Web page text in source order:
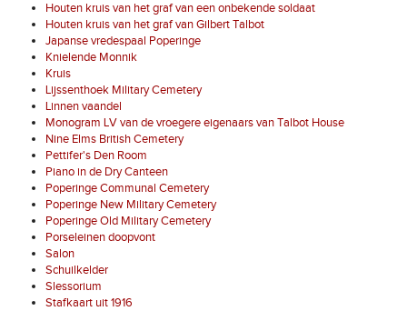
Houten kruis van het graf van een onbekende soldaat
Houten kruis van het graf van Gilbert Talbot
Japanse vredespaal Poperinge
Knielende Monnik
Kruis
Lijssenthoek Military Cemetery
Linnen vaandel
Monogram LV van de vroegere eigenaars van Talbot House
Nine Elms British Cemetery
Pettifer's Den Room
Piano in de Dry Canteen
Poperinge Communal Cemetery
Poperinge New Military Cemetery
Poperinge Old Military Cemetery
Porseleinen doopvont
Salon
Schuilkelder
Slessorium
Stafkaart uit 1916